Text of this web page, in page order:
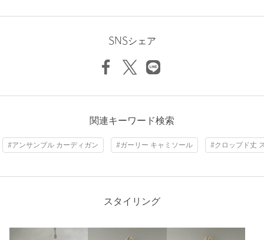
商品詳細
対象商品
裾上げ 対象外商品 裾上げについて
FREE
SNSシェア
関連キーワード検索
#アンサンブル カーディガン #ガーリー キャミソール #クロップド丈
スタイリング